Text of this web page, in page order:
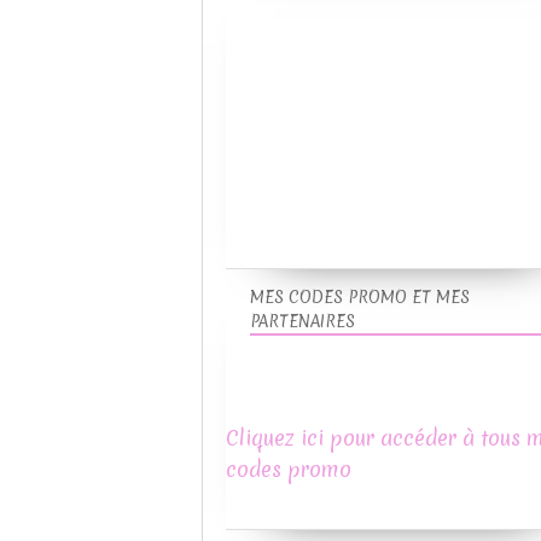
MES CODES PROMO ET MES
PARTENAIRES
Cliquez ici pour accéder à tous
codes promo